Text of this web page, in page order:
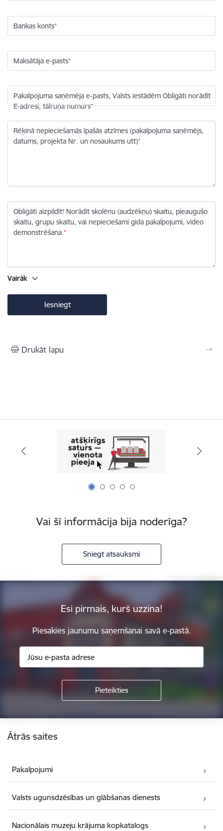
Bankas konts
Maksātāja e-pasts
Pakalpojuma saņēmēja e-pasts, Valsts iestādēm Obligāti norādīt
E-adresi, tālruņa numurs
Rēķinā nepieciešamās īpašās atzīmes (pakalpojuma saņēmējs,
datums, projekta Nr. un nosaukums utt)
Obligāti aizpildīt! Norādīt skolēnu (audzēkņu) skaitu, pieaugušo
skaitu, grupu skaitu, vai nepieciešami gida pakalpojumi, video
demonstrēšana.
Vairāk
Drukāt lapu
Vai šī informācija bija noderīga?
Sniegt atsauksmi
Esi pirmais, kurš uzzina!
Piesakies jaunumu saņemšanai savā e-pastā.
Ātrās saites
Pakalpojumi
Valsts ugunsdzēsības un glābšanas dienests
Nacionālais muzeju krājuma kopkatalogs